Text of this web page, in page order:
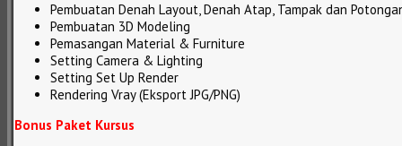
Pembuatan Denah Layout, Denah Atap, Tampak dan
Pembuatan 3D Modeling
Pemasangan Material & Furniture
Setting Camera & Lighting
Setting Set Up Render
Rendering Vray (Eksport JPG/PNG)
Bonus Paket Kursus